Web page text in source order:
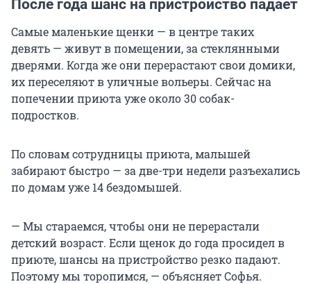
После года шанс на пристройство падает
Самые маленькие щенки — в центре таких
девять — живут в помещении, за стеклянными
дверями. Когда же они перерастают свои домики,
их переселяют в уличные вольеры. Сейчас на
попечении приюта уже около 30 собак-
подростков.
По словам сотрудницы приюта, малышей
забирают быстро — за две-три недели разъехались
по домам уже 14 бездомышей.
— Мы стараемся, чтобы они не перерастали
детский возраст. Если щенок до года просидел в
приюте, шансы на пристройство резко падают.
Поэтому мы торопимся, — объясняет Софья.